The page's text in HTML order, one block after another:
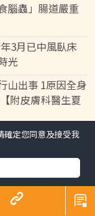
腦蟲」腸道嚴重
3月已中風臥床
光
山出事 1原因全身
附皮膚科醫生夏
肪肝 早餐改吃1
研究揭1類型食物
定您同意及接受我